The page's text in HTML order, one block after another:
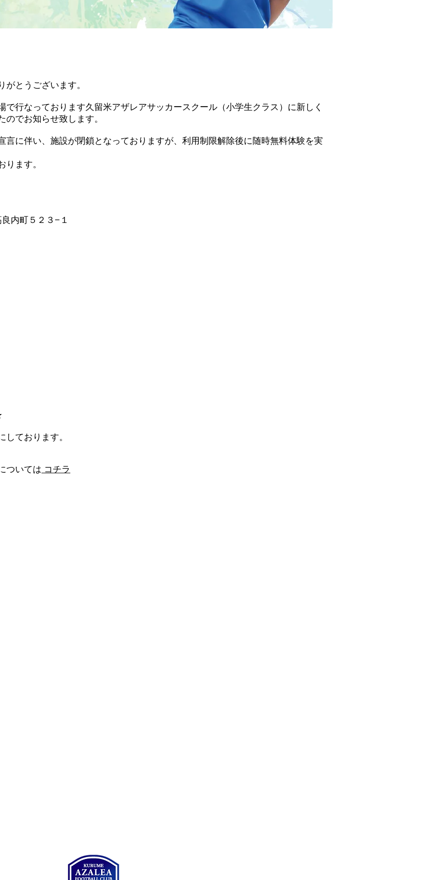
とうございます。
で行なっております久留米アザレアサッカースクール（小学生クラス）に新しく
でお知らせ致します。
に伴い、施設が閉鎖となっておりますが、利用制限解除後に随時無料体験を実
ります。
内町５２３−１
ております。
ついては コチラ